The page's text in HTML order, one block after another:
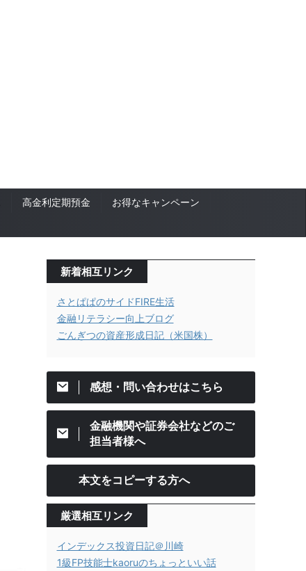
高金利定期預金
お得なキャンペーン
新着相互リンク
さとぱぱのサイドFIRE生活
金融リテラシー向上ブログ
ごんぎつの資産形成日記（米国株）
感想・問い合わせはこちら
金融機関や証券会社などのご
担当者様へ
本文をコピーする方へ
厳選相互リンク
インデックス投資日記＠川崎
1級FP技能士kaoruのちょっといい話